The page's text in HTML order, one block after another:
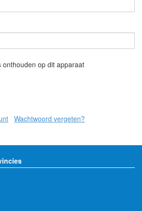
onthouden op dit apparaat
Wachtwoord vergeten?